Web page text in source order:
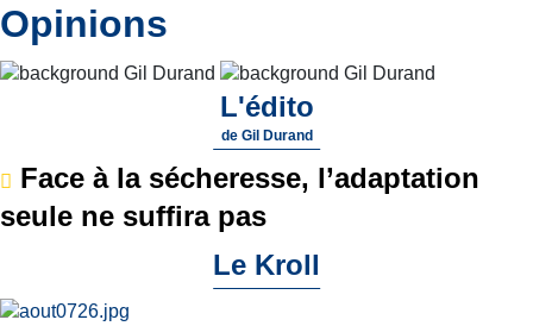
Opinions
L'édito
de Gil Durand
Face à la sécheresse, l’adaptation
seule ne suffira pas
Le Kroll